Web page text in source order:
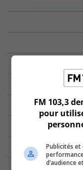
FM 103,3
pour
Publicités
d’audience